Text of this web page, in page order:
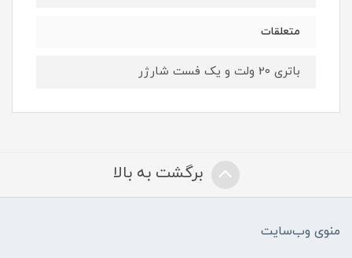
متعلقات
باتری 20 ولت و یک فست شارژر
برگشت به بالا
منوی وب‌سایت